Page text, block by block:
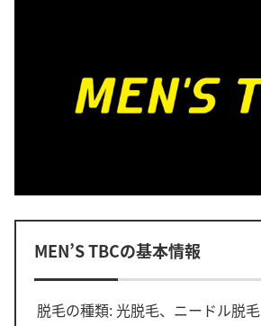
MEN’S TBCの基本情報
脱毛の種類: 光脱毛、ニードル脱毛